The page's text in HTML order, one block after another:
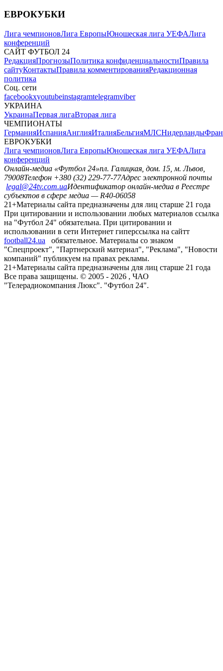
ЕВРОКУБКИ
Лига чемпионовЛига ЕвропыЮношеская лига УЕФАЛига
конференций
САЙТ ФУТБОЛ 24
РедакцияПрогнозыПолитика конфиденциальностиПравила
сайтуКонтактыПравила комментированияРедакционная
политика
Соц. сети
facebookxyoutubeinstagramtelegramviber
УКРАИНА
УкраинаПервая лигаВторая лига
ЧЕМПИОНАТЫ
ГерманияИспанияАнглияИталияБельгияМЛСНидерланды
ЕВРОКУБКИ
Лига чемпионовЛига ЕвропыЮношеская лига УЕФАЛига
конференций
Онлайн-медиа «Футбол 24»пл. Галицкая, дом. 15, м. Львов,
79008Телефон +380 (32) 229-77-77Адрес электронной почты
legal@24tv.com.uaИдентификатор онлайн-медиа в Реестре
субъектов в сфере медиа — R40-06058
21+Материалы сайта предназначены для лиц старше 21 года
При цитировании и использовании любых материалов ссылка
на "Футбол 24" обязательна. При цитировании и
использовании в сети Интернет гиперссылка на сайтт
football24.ua
обязательное. Материалы со знаком
"Спецпроект", "Партнерский материал", "Реклама", "Новости
компаний" публикуем на правах рекламы.
21+Материалы сайта предназначены для лиц старше 21 года
Все права защищены. © 2005 - 2026 , ЧАО
"Телерадиокомпания Люкс". "Футбол 24".